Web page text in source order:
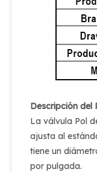
Descripción del
La válvula Pol
ajusta al
tiene un
por pulgada.